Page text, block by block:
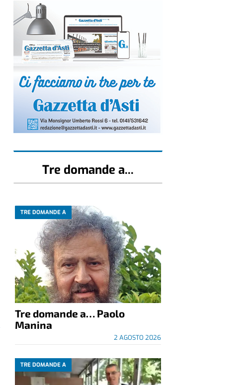
Tre domande a...
TRE DOMANDE A
Tre domande a… Paolo
Manina
2 AGOSTO 2026
TRE DOMANDE A